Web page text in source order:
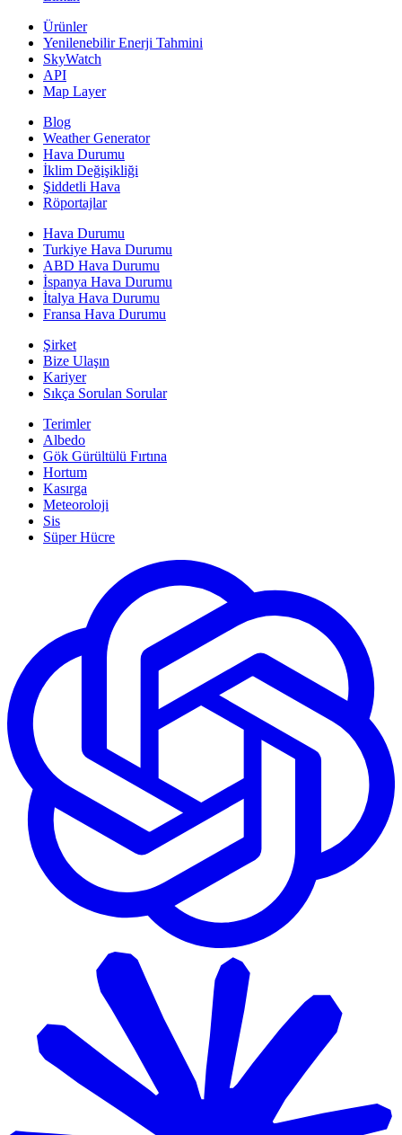
Ürünler
Yenilenebilir Enerji Tahmini
SkyWatch
API
Map Layer
Blog
Weather Generator
Hava Durumu
İklim Değişikliği
Şiddetli Hava
Röportajlar
Hava Durumu
Turkiye Hava Durumu
ABD Hava Durumu
İspanya Hava Durumu
İtalya Hava Durumu
Fransa Hava Durumu
Şirket
Bize Ulaşın
Kariyer
Sıkça Sorulan Sorular
Terimler
Albedo
Gök Gürültülü Fırtına
Hortum
Kasırga
Meteoroloji
Sis
Süper Hücre